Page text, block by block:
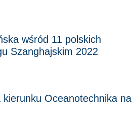
wśród 11 polskich
Szanghajskim 2022
kierunku Oceanotechnika na